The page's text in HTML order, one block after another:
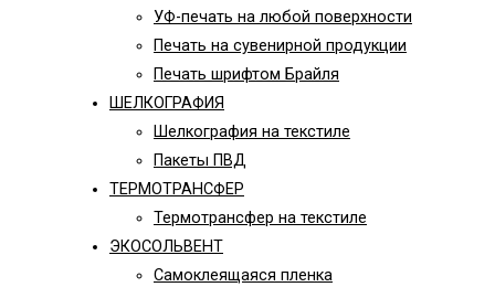
УФ-печать на любой поверхности
Печать на сувенирной продукции
Печать шрифтом Брайля
ШЕЛКОГРАФИЯ
Шелкография на текстиле
Пакеты ПВД
ТЕРМОТРАНСФЕР
Термотрансфер на текстиле
ЭКОСОЛЬВЕНТ
Самоклеящаяся пленка